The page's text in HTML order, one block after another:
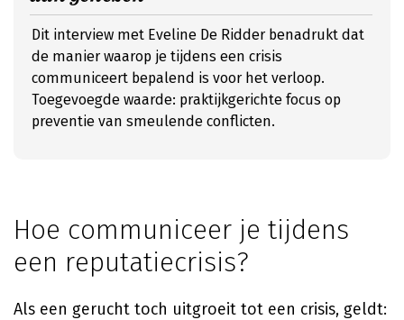
Dit interview met Eveline De Ridder benadrukt dat
de manier waarop je tijdens een crisis
communiceert bepalend is voor het verloop.
Toegevoegde waarde: praktijkgerichte focus op
preventie van smeulende conflicten.
Hoe communiceer je tijdens
een reputatiecrisis?
Als een gerucht toch uitgroeit tot een crisis, geldt: